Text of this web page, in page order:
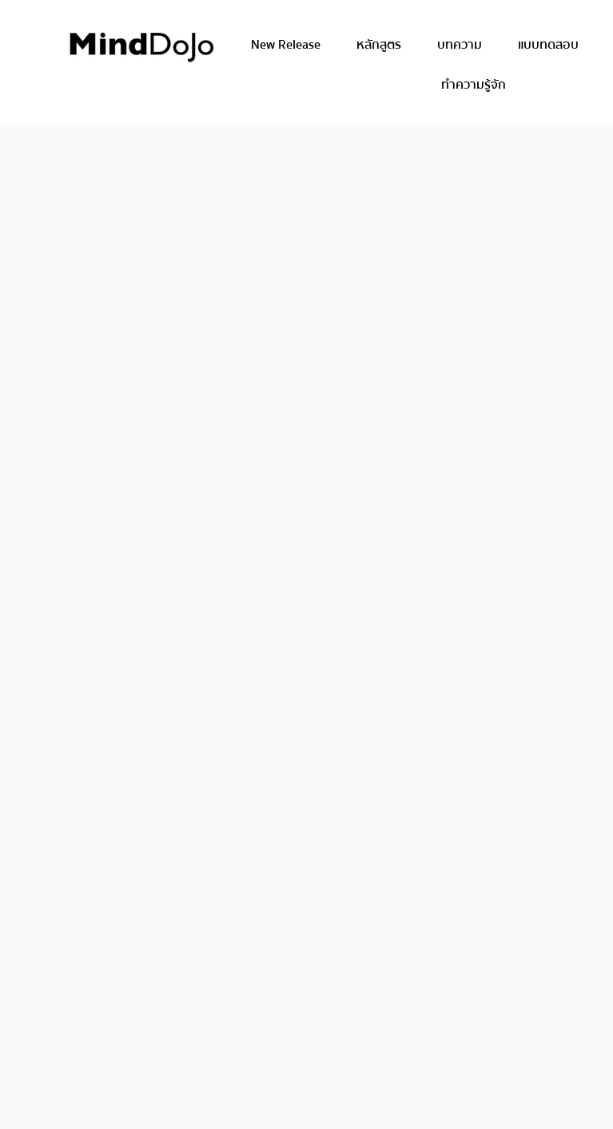
New Release หลักสูตร บทความ แบบทดสอบ
ทำความรู้จัก